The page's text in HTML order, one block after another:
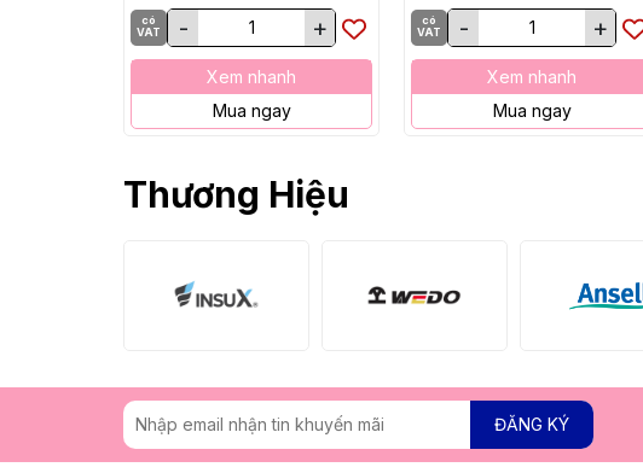
có
VAT
- +
Xem nhanh
Mua ngay
có
VAT
- +
Xem nhanh
Mua ngay
Thương Hiệu
ĐĂNG KÝ